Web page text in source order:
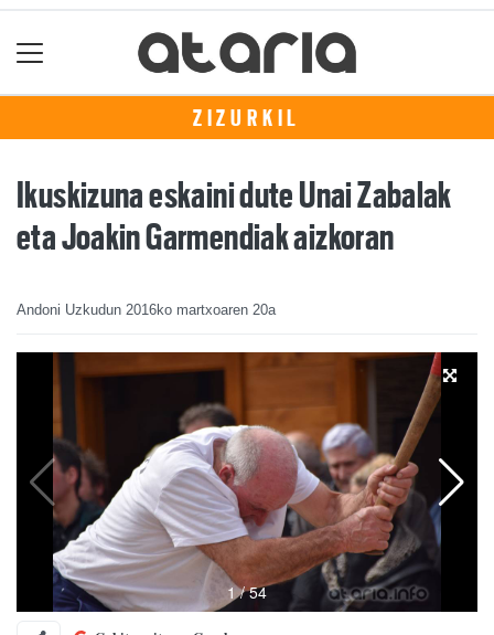
ZIZURKIL
Ikuskizuna eskaini dute Unai Zabalak
eta Joakin Garmendiak aizkoran
Andoni Uzkudun 2016ko martxoaren 20a